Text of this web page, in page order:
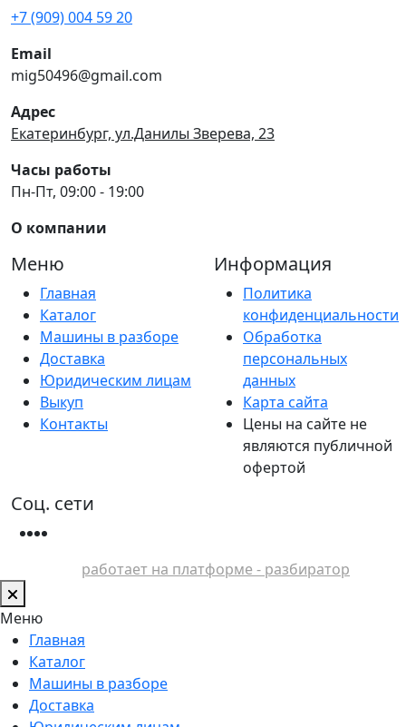
+7 (909) 004 59 20
Email
mig50496@gmail.com
Адрес
Екатеринбург, ул.Данилы Зверева, 23
Часы работы
Пн-Пт, 09:00 - 19:00
О компании
Меню
Главная
Каталог
Машины в разборе
Доставка
Юридическим лицам
Выкуп
Контакты
Информация
Политика
конфиденциальности
Обработка
персональных
данных
Карта сайта
Цены на сайте не
являются публичной
офертой
Соц. сети
работает на платформе - разбиратор
Меню
Главная
Каталог
Машины в разборе
Доставка